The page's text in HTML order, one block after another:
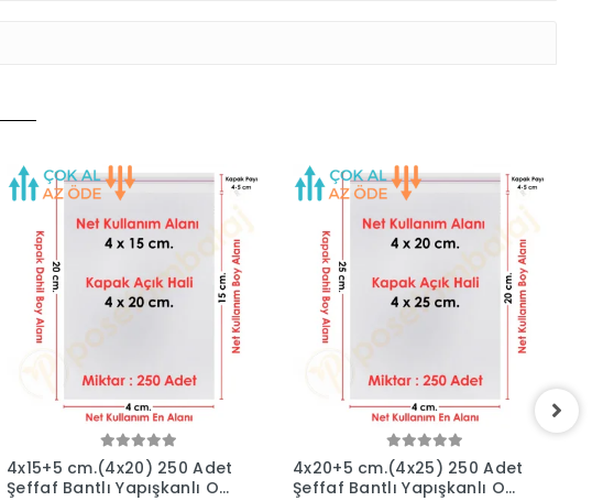
4x15+5 cm.(4x20) 250 Adet
Şeffaf Bantlı Yapışkanlı OPP
4x20+5 cm.(4x25) 250 Adet
Şeffaf Bantlı Yapışkanlı OPP